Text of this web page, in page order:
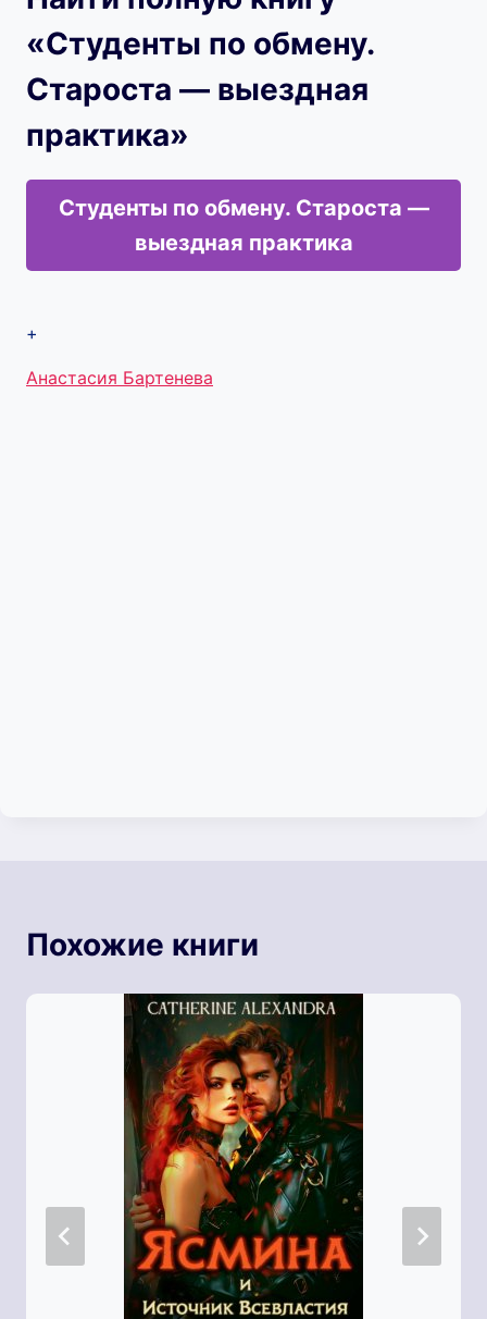
«Студенты по обмену.
Староста — выездная
практика»
Студенты по обмену. Староста —
выездная практика
+
Метки
Анастасия Бартенева
Похожие книги